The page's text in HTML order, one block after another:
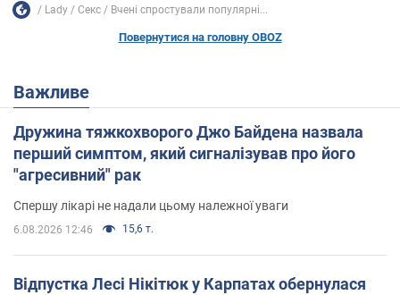
Lady Секс Вчені спростували популярні...
Повернутися на головну OBOZ
Важливе
Дружина тяжкохворого Джо Байдена назвала
перший симптом, який сигналізував про його
"агресивний" рак
Спершу лікарі не надали цьому належної уваги
6.08.2026 12:46 15,6 т.
Відпустка Лесі Нікітюк у Карпатах обернулася